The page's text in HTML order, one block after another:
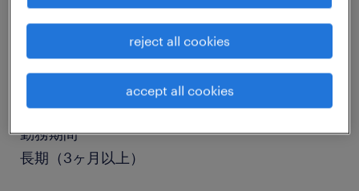
job details
職種
テレオペ・テレマーケティング・コールセンター
勤務期間
長期（3ヶ月以上）
reject all cookies
accept all cookies